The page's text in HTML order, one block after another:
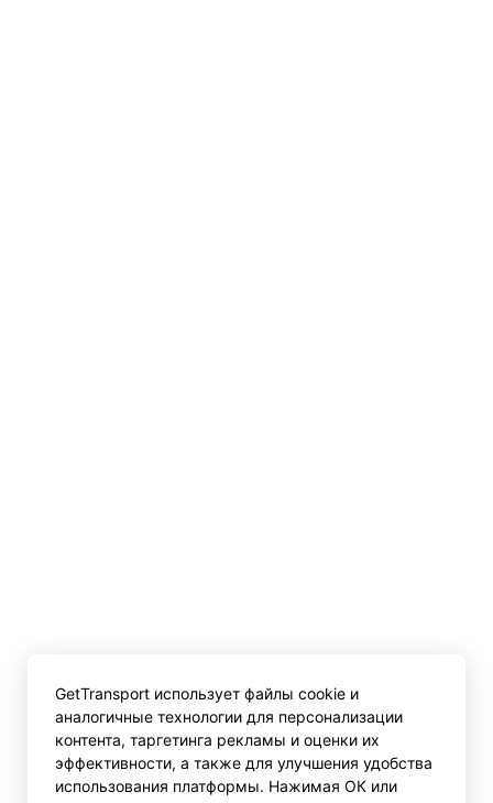
GetTransport использует файлы cookie и
аналогичные технологии для персонализации
контента, таргетинга рекламы и оценки их
эффективности, а также для улучшения удобства
использования платформы. Нажимая ОК или